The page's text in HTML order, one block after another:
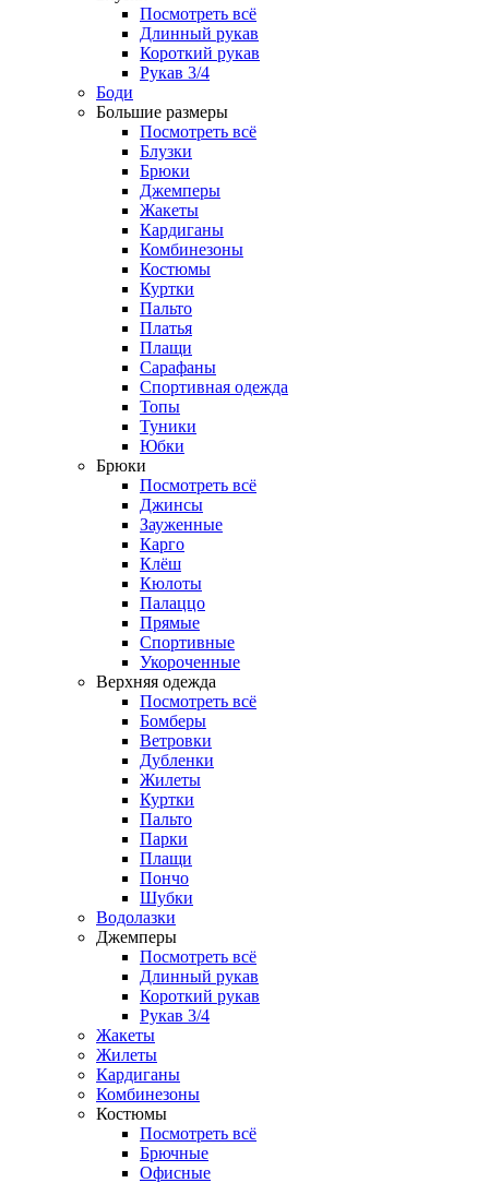
Посмотреть всё
Длинный рукав
Короткий рукав
Рукав 3/4
Боди
Большие размеры
Посмотреть всё
Блузки
Брюки
Джемперы
Жакеты
Кардиганы
Комбинезоны
Костюмы
Куртки
Пальто
Платья
Плащи
Сарафаны
Спортивная одежда
Топы
Туники
Юбки
Брюки
Посмотреть всё
Джинсы
Зауженные
Карго
Клёш
Кюлоты
Палаццо
Прямые
Спортивные
Укороченные
Верхняя одежда
Посмотреть всё
Бомберы
Ветровки
Дубленки
Жилеты
Куртки
Пальто
Парки
Плащи
Пончо
Шубки
Водолазки
Джемперы
Посмотреть всё
Длинный рукав
Короткий рукав
Рукав 3/4
Жакеты
Жилеты
Кардиганы
Комбинезоны
Костюмы
Посмотреть всё
Брючные
Офисные